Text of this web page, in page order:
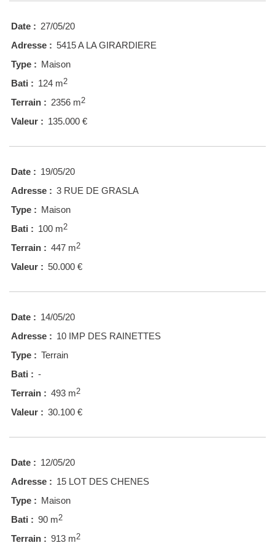
Date : 27/05/20
Adresse : 5415 A LA GIRARDIERE
Type : Maison
Bati : 124 m2
Terrain : 2356 m2
Valeur : 135.000 €
Date : 19/05/20
Adresse : 3 RUE DE GRASLA
Type : Maison
Bati : 100 m2
Terrain : 447 m2
Valeur : 50.000 €
Date : 14/05/20
Adresse : 10 IMP DES RAINETTES
Type : Terrain
Bati : -
Terrain : 493 m2
Valeur : 30.100 €
Date : 12/05/20
Adresse : 15 LOT DES CHENES
Type : Maison
Bati : 90 m2
Terrain : 913 m2